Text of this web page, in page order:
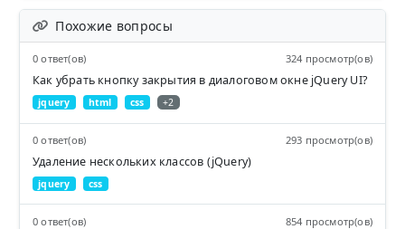
Похожие вопросы
0 ответ(ов) 324 просмотр(ов)
Как убрать кнопку закрытия в диалоговом окне jQuery UI?
jquery html css +2
0 ответ(ов) 293 просмотр(ов)
Удаление нескольких классов (jQuery)
jquery css
0 ответ(ов) 854 просмотр(ов)